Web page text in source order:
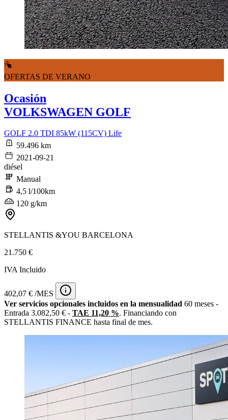
OFERTAS DE VERANO
Ocasión
VOLKSWAGEN GOLF
GOLF 2.0 TDI 85kW (115CV) Life
59.496 km
2021-09-21
diésel
Manual
4,5 l/100km
120 g/km
STELLANTIS &YOU BARCELONA
21.750 €
IVA Incluido
402,07 € /MES
Ver servicios opcionales incluidos en la mensualidad 60 meses -
Entrada 3.082,50 € - TAE 11,20 %. Financiando con
STELLANTIS FINANCE hasta final de mes.